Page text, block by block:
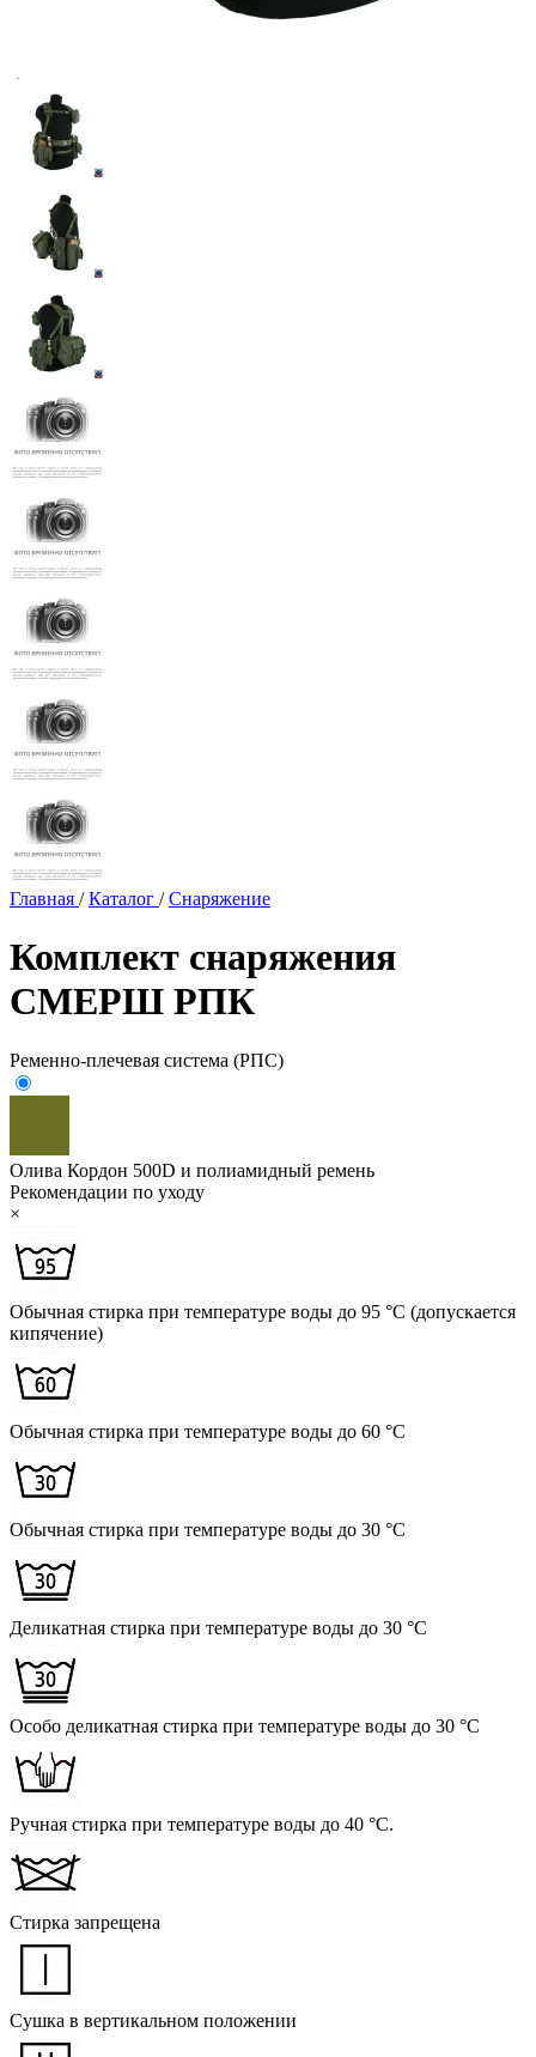
Главная / Каталог / Снаряжение
Комплект снаряжения
СМЕРШ РПК
Ременно-плечевая система (РПС)
Олива Кордон 500D и полиамидный ремень
Рекомендации по уходу
×
Обычная стирка при температуре воды до 95 °C (допускается
кипячение)
Обычная стирка при температуре воды до 60 °C
Обычная стирка при температуре воды до 30 °C
Деликатная стирка при температуре воды до 30 °C
Особо деликатная стирка при температуре воды до 30 °C
Ручная стирка при температуре воды до 40 °C.
Стирка запрещена
Сушка в вертикальном положении